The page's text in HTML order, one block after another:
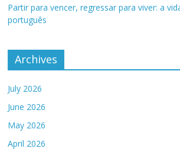
Partir para vencer, regressar para viver: a
português
Archives
July 2026
June 2026
May 2026
April 2026